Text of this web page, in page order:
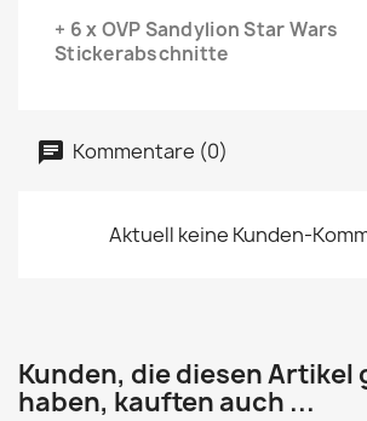
+ 6 x OVP Sandylion Star Wars
Stickerabschnitte
Kommentare (0)
Aktuell keine Kunden-
Kunden, die diesen Artikel
haben, kauften auch ...